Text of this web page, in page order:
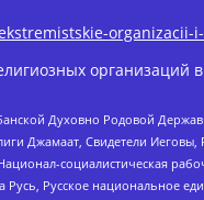
organizacii-
организаций
Духовно Родовой
Джамаат, Свидетели
социалистическая
Русское национальное